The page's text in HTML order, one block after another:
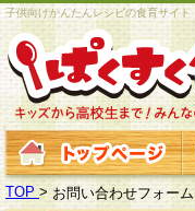
子供向けかんたんレシピの食育サイト
TOP > お問い合わせフォーム